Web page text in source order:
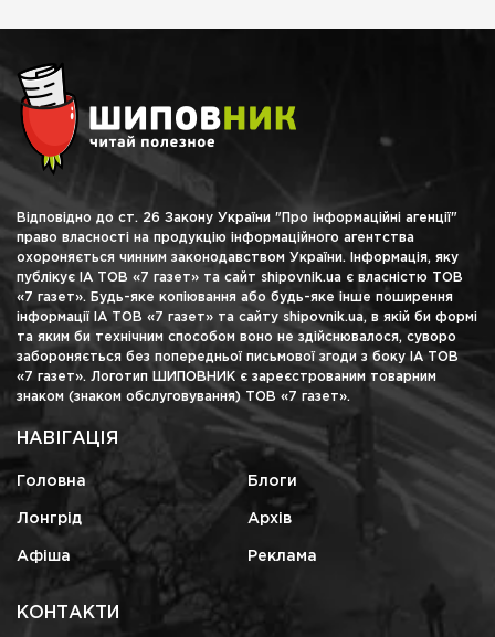
Відповідно до ст. 26 Закону України "Про інформаційні агенції"
право власності на продукцію інформаційного агентства
охороняється чинним законодавством України. Інформація, яку
публікує ІА ТОВ «7 газет» та сайт shipovnik.ua є власністю ТОВ
«7 газет». Будь-яке копіювання або будь-яке інше поширення
інформації ІА ТОВ «7 газет» та сайту shipovnik.ua, в якій би формі
та яким би технічним способом воно не здійснювалося, суворо
забороняється без попередньої письмової згоди з боку ІА ТОВ
«7 газет». Логотип ШИПОВНИК є зареєстрованим товарним
знаком (знаком обслуговування) ТОВ «7 газет».
НАВІГАЦІЯ
Головна Блоги
Лонгрід Архів
Афіша Реклама
КОНТАКТИ